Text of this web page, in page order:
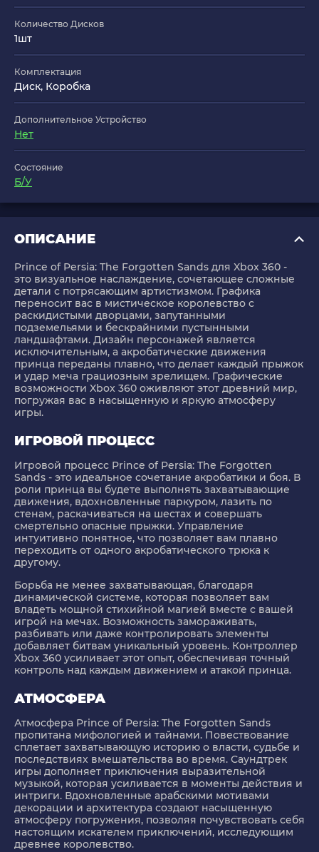
Количество Дисков
1шт
Комплектация
Диск, Коробка
Дополнительное Устройство
Нет
Состояние
Б/У
ОПИСАНИЕ
Prince of Persia: The Forgotten Sands для Xbox 360 -
это визуальное наслаждение, сочетающее сложные
детали с потрясающим артистизмом. Графика
переносит вас в мистическое королевство с
раскидистыми дворцами, запутанными
подземельями и бескрайними пустынными
ландшафтами. Дизайн персонажей является
исключительным, а акробатические движения
принца переданы плавно, что делает каждый прыжок
и удар меча грациозным зрелищем. Графические
возможности Xbox 360 оживляют этот древний мир,
погружая вас в насыщенную и яркую атмосферу
игры.
ИГРОВОЙ ПРОЦЕСС
Игровой процесс Prince of Persia: The Forgotten
Sands - это идеальное сочетание акробатики и боя. В
роли принца вы будете выполнять захватывающие
движения, вдохновленные паркуром, лазить по
стенам, раскачиваться на шестах и совершать
смертельно опасные прыжки. Управление
интуитивно понятное, что позволяет вам плавно
переходить от одного акробатического трюка к
другому.
Борьба не менее захватывающая, благодаря
динамической системе, которая позволяет вам
владеть мощной стихийной магией вместе с вашей
игрой на мечах. Возможность замораживать,
разбивать или даже контролировать элементы
добавляет битвам уникальный уровень. Контроллер
Xbox 360 усиливает этот опыт, обеспечивая точный
контроль над каждым движением и атакой принца.
АТМОСФЕРА
Атмосфера Prince of Persia: The Forgotten Sands
пропитана мифологией и тайнами. Повествование
сплетает захватывающую историю о власти, судьбе и
последствиях вмешательства во время. Саундтрек
игры дополняет приключения выразительной
музыкой, которая усиливается в моменты действия и
интриги. Вдохновленные арабскими мотивами
декорации и архитектура создают насыщенную
атмосферу погружения, позволяя почувствовать себя
настоящим искателем приключений, исследующим
древнее королевство.